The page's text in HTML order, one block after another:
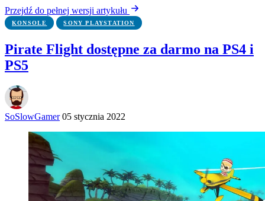
Przejdź do pełnej wersji artykułu
KONSOLE SONY PLAYSTATION
Pirate Flight dostępne za darmo na PS4 i
PS5
SoSlowGamer 05 stycznia 2022